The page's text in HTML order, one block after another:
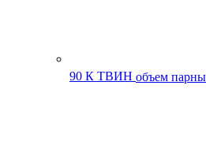
90 К ТВИН объем